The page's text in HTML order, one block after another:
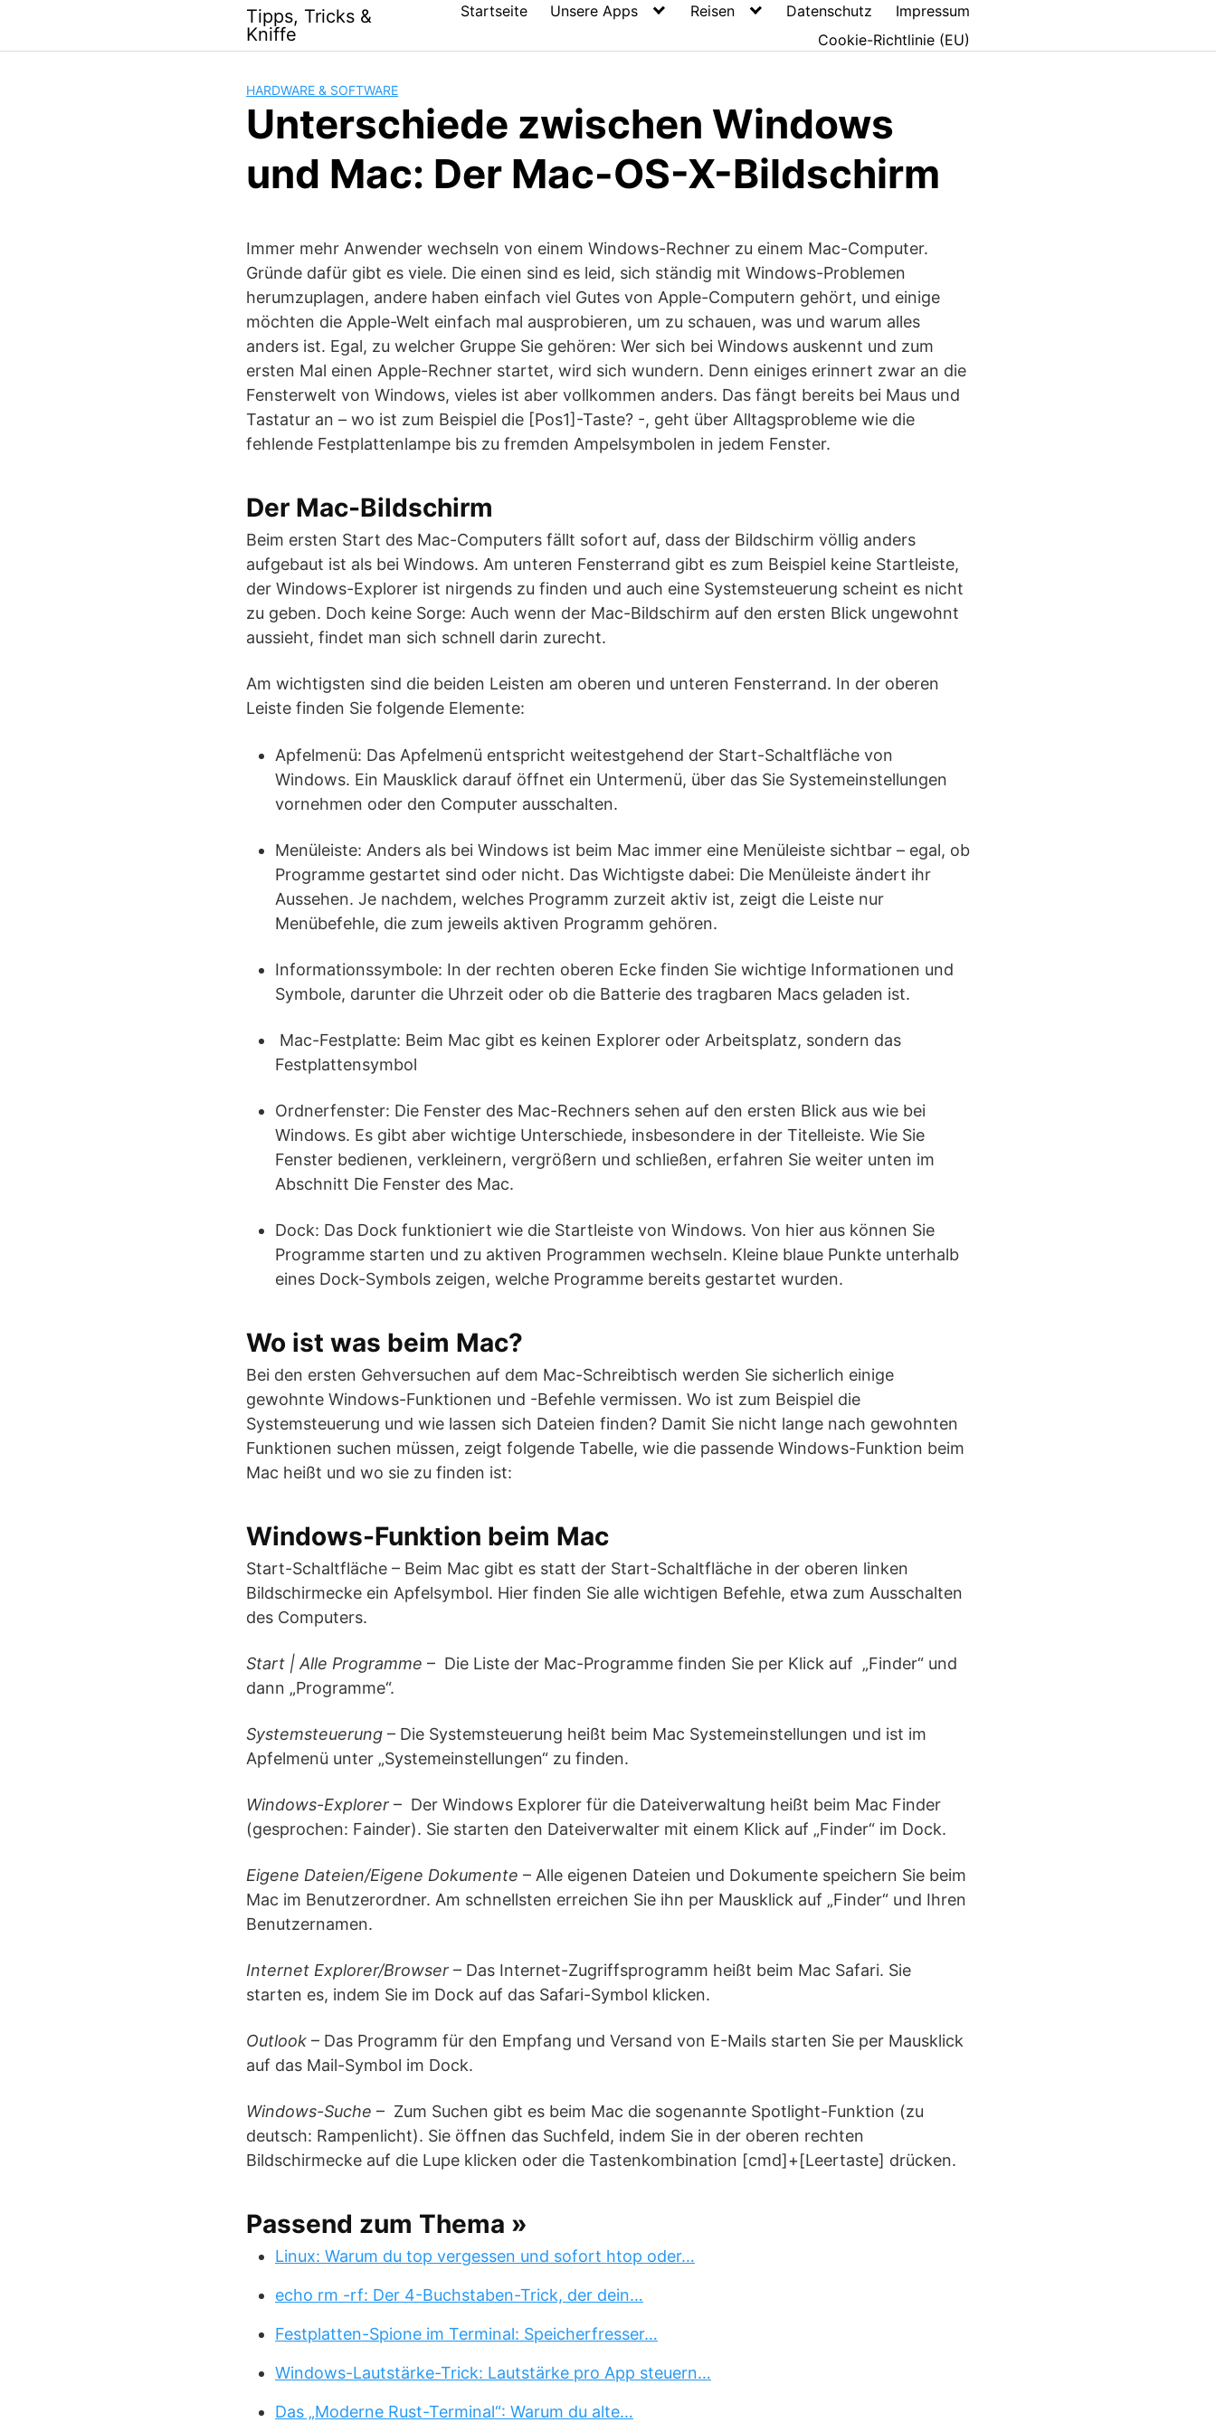
content
Tipps, Tricks &
Kniffe
Startseite Unsere Apps Reisen Datenschutz
Impressum
Cookie-Richtlinie (EU)
HARDWARE & SOFTWARE
Unterschiede zwischen Windows
und Mac: Der Mac-OS-X-Bildschirm
Immer mehr Anwender wechseln von einem Windows-Rechner zu einem Mac-Computer.
Gründe dafür gibt es viele. Die einen sind es leid, sich ständig mit Windows-Problemen
herumzuplagen, andere haben einfach viel Gutes von Apple-Computern gehört, und einige
möchten die Apple-Welt einfach mal ausprobieren, um zu schauen, was und warum alles
anders ist. Egal, zu welcher Gruppe Sie gehören: Wer sich bei Windows auskennt und zum
ersten Mal einen Apple-Rechner startet, wird sich wundern. Denn einiges erinnert zwar an die
Fensterwelt von Windows, vieles ist aber vollkommen anders. Das fängt bereits bei Maus und
Tastatur an – wo ist zum Beispiel die [Pos1]-Taste? -, geht über Alltagsprobleme wie die
fehlende Festplattenlampe bis zu fremden Ampelsymbolen in jedem Fenster.
Der Mac-Bildschirm
Beim ersten Start des Mac-Computers fällt sofort auf, dass der Bildschirm völlig anders
aufgebaut ist als bei Windows. Am unteren Fensterrand gibt es zum Beispiel keine Startleiste,
der Windows-Explorer ist nirgends zu finden und auch eine Systemsteuerung scheint es nicht
zu geben. Doch keine Sorge: Auch wenn der Mac-Bildschirm auf den ersten Blick ungewohnt
aussieht, findet man sich schnell darin zurecht.
Am wichtigsten sind die beiden Leisten am oberen und unteren Fensterrand. In der oberen
Leiste finden Sie folgende Elemente:
Apfelmenü: Das Apfelmenü entspricht weitestgehend der Start-Schaltfläche von
Windows. Ein Mausklick darauf öffnet ein Untermenü, über das Sie Systemeinstellungen
vornehmen oder den Computer ausschalten.
Menüleiste: Anders als bei Windows ist beim Mac immer eine Menüleiste sichtbar – egal, ob
Programme gestartet sind oder nicht. Das Wichtigste dabei: Die Menüleiste ändert ihr
Aussehen. Je nachdem, welches Programm zurzeit aktiv ist, zeigt die Leiste nur
Menübefehle, die zum jeweils aktiven Programm gehören.
Informationssymbole: In der rechten oberen Ecke finden Sie wichtige Informationen und
Symbole, darunter die Uhrzeit oder ob die Batterie des tragbaren Macs geladen ist.
Mac-Festplatte: Beim Mac gibt es keinen Explorer oder Arbeitsplatz, sondern das
Festplattensymbol
Ordnerfenster: Die Fenster des Mac-Rechners sehen auf den ersten Blick aus wie bei
Windows. Es gibt aber wichtige Unterschiede, insbesondere in der Titelleiste. Wie Sie
Fenster bedienen, verkleinern, vergrößern und schließen, erfahren Sie weiter unten im
Abschnitt Die Fenster des Mac.
Dock: Das Dock funktioniert wie die Startleiste von Windows. Von hier aus können Sie
Programme starten und zu aktiven Programmen wechseln. Kleine blaue Punkte unterhalb
eines Dock-Symbols zeigen, welche Programme bereits gestartet wurden.
Wo ist was beim Mac?
Bei den ersten Gehversuchen auf dem Mac-Schreibtisch werden Sie sicherlich einige
gewohnte Windows-Funktionen und -Befehle vermissen. Wo ist zum Beispiel die
Systemsteuerung und wie lassen sich Dateien finden? Damit Sie nicht lange nach gewohnten
Funktionen suchen müssen, zeigt folgende Tabelle, wie die passende Windows-Funktion beim
Mac heißt und wo sie zu finden ist:
Windows-Funktion beim Mac
Start-Schaltfläche – Beim Mac gibt es statt der Start-Schaltfläche in der oberen linken
Bildschirmecke ein Apfelsymbol. Hier finden Sie alle wichtigen Befehle, etwa zum Ausschalten
des Computers.
Start | Alle Programme – Die Liste der Mac-Programme finden Sie per Klick auf „Finder“ und
dann „Programme“.
Systemsteuerung – Die Systemsteuerung heißt beim Mac Systemeinstellungen und ist im
Apfelmenü unter „Systemeinstellungen“ zu finden.
Windows-Explorer – Der Windows Explorer für die Dateiverwaltung heißt beim Mac Finder
(gesprochen: Fainder). Sie starten den Dateiverwalter mit einem Klick auf „Finder“ im Dock.
Eigene Dateien/Eigene Dokumente – Alle eigenen Dateien und Dokumente speichern Sie beim
Mac im Benutzerordner. Am schnellsten erreichen Sie ihn per Mausklick auf „Finder“ und Ihren
Benutzernamen.
Internet Explorer/Browser – Das Internet-Zugriffsprogramm heißt beim Mac Safari. Sie
starten es, indem Sie im Dock auf das Safari-Symbol klicken.
Outlook – Das Programm für den Empfang und Versand von E-Mails starten Sie per Mausklick
auf das Mail-Symbol im Dock.
Windows-Suche – Zum Suchen gibt es beim Mac die sogenannte Spotlight-Funktion (zu
deutsch: Rampenlicht). Sie öffnen das Suchfeld, indem Sie in der oberen rechten
Bildschirmecke auf die Lupe klicken oder die Tastenkombination [cmd]+[Leertaste] drücken.
Passend zum Thema »
Linux: Warum du top vergessen und sofort htop oder…
echo rm -rf: Der 4-Buchstaben-Trick, der dein…
Festplatten-Spione im Terminal: Speicherfresser…
Windows-Lautstärke-Trick: Lautstärke pro App steuern…
Das „Moderne Rust-Terminal“: Warum du alte…